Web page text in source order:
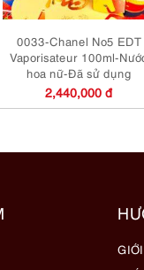
0033-Chanel No5 EDT
Vaporisateur 100ml-
hoa nữ-Đã sử dụng
2,440,000 đ